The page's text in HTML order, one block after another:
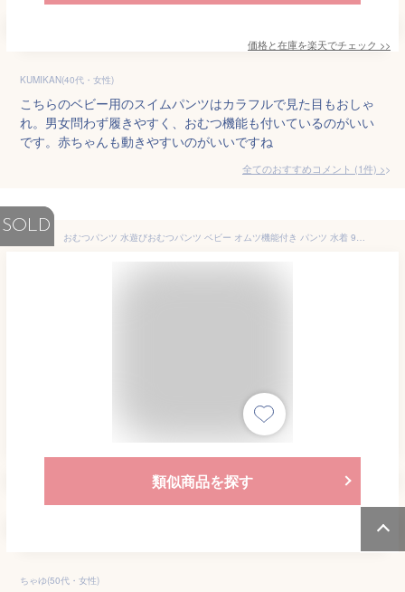
価格と在庫を楽天でチェック >>
KUMIKAN(40代・女性)
こちらのベビー用のスイムパンツはカラフルで見た目もおしゃ
れ。男女問わず履きやすく、おむつ機能も付いているのがいい
です。赤ちゃんも動きやすいのがいいですね
全てのおすすめコメント (1件) >
SOLD
おむつパンツ 水遊びおむつパンツ ベビー オムツ機能付き パンツ 水着 90cm 100cm 男の子 スイムパンツ 女の子 洗える 水遊びパンツ オムツ ベビースイミング 水遊び用オムツ 保育園 おむつパンツ 夏 水遊びパンツ 水あそび用おむつ 保温
類似商品を探す
ちゃゆ(50代・女性)